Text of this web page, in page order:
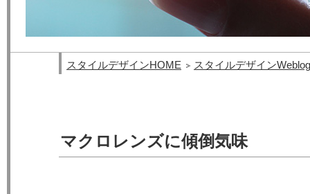
スタイルデザインHOME スタイルデザインWeblog
マクロレンズに傾倒気味